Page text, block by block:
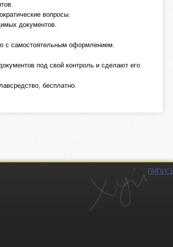
вопросы.
документов.
с самостоятельным оформлением.
под свой контроль и сделают его
бесплатно.